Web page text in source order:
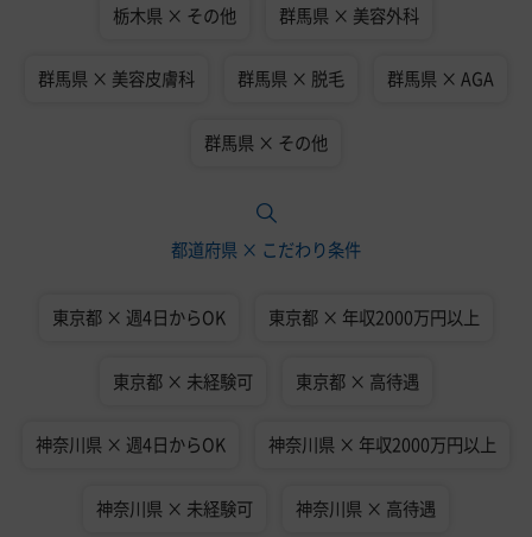
栃木県 × その他 群馬県 × 美容外科
群馬県 × 美容皮膚科 群馬県 × 脱毛 群馬県 × AGA
群馬県 × その他
都道府県 × こだわり条件
東京都 × 週4日からOK 東京都 × 年収2000万円以上
東京都 × 未経験可 東京都 × 高待遇
神奈川県 × 週4日からOK 神奈川県 × 年収2000万円以上
神奈川県 × 未経験可 神奈川県 × 高待遇